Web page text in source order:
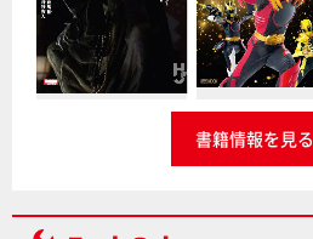
書籍情報を見る